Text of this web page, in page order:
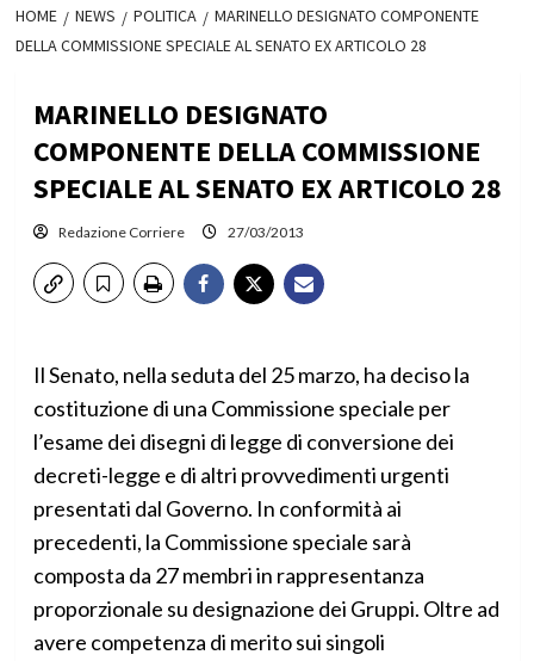
HOME NEWS POLITICA
MARINELLO DESIGNATO COMPONENTE
DELLA COMMISSIONE SPECIALE AL SENATO EX ARTICOLO 28
MARINELLO DESIGNATO
COMPONENTE DELLA COMMISSIONE
SPECIALE AL SENATO EX ARTICOLO 28
Redazione Corriere 27/03/2013
Il Senato, nella seduta del 25 marzo, ha deciso la
costituzione di una Commissione speciale per
l’esame dei disegni di legge di conversione dei
decreti-legge e di altri provvedimenti urgenti
presentati dal Governo. In conformità ai
precedenti, la Commissione speciale sarà
composta da 27 membri in rappresentanza
proporzionale su designazione dei Gruppi. Oltre ad
avere competenza di merito sui singoli